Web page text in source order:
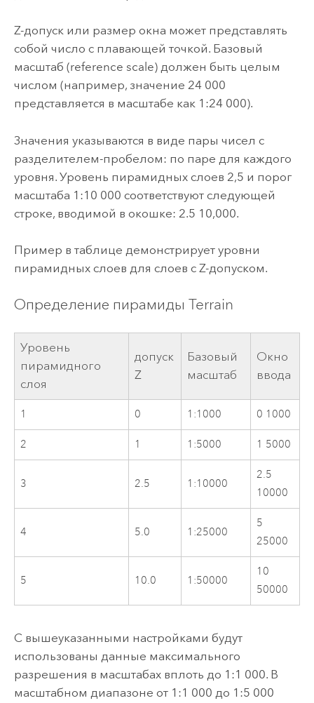
Z-допуск или размер окна может представлять
собой число с плавающей точкой. Базовый
масштаб (reference scale) должен быть целым
числом (например, значение 24 000
представляется в масштабе как 1:24 000).
Значения указываются в виде пары чисел с
разделителем-пробелом: по паре для каждого
уровня. Уровень пирамидных слоев 2,5 и порог
масштаба 1:10 000 соответствуют следующей
строке, вводимой в окошке: 2.5 10,000.
Пример в таблице демонстрирует уровни
пирамидных слоев для слоев с Z-допуском.
Определение пирамиды Terrain
Уровень
пирамидного
слоя
допуск
Z
Базовый
масштаб
Окно
ввода
1 0 1:1000 0 1000
2 1 1:5000 1 5000
3 2.5 1:10000
2.5
10000
4 5.0 1:25000
5
25000
5 10.0 1:50000
10
50000
С вышеуказанными настройками будут
использованы данные максимального
разрешения в масштабах вплоть до 1:1 000. В
масштабном диапазоне от 1:1 000 до 1:5 000